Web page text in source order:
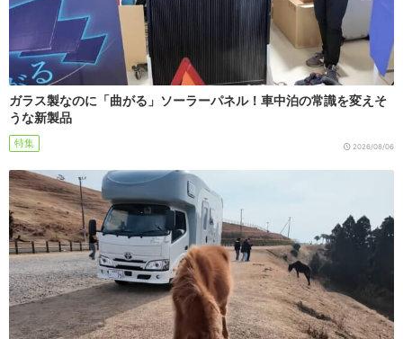
ガラス製なのに「曲がる」ソーラーパネル！車中泊の常識を変えそ
うな新製品
特集 2026/08/06